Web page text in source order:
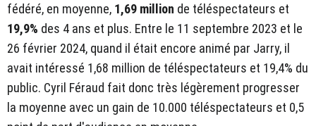
fédéré, en moyenne, 1,69 million de téléspectateurs et
19,9% des 4 ans et plus. Entre le 11 septembre 2023 et le
26 février 2024, quand il était encore animé par Jarry, il
avait intéressé 1,68 million de téléspectateurs et 19,4% du
public. Cyril Féraud fait donc très légèrement progresser
la moyenne avec un gain de 10.000 téléspectateurs et 0,5